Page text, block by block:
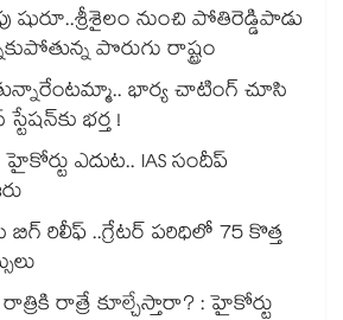
షురూ..శ్రీశైలం నుంచి పోతిరెడ్డిపాడు
పొరుగు రాష్ట్రం
భార్య చాటింగ్ చూసి
భర్త !
ఎదుట.. IAS సందీప్
బిగ్ రిలీఫ్ ..గ్రేటర్ పరిధిలో 75 కొత్త
రాత్రికి రాత్రే కూల్చేస్తారా? : హైకోర్టు